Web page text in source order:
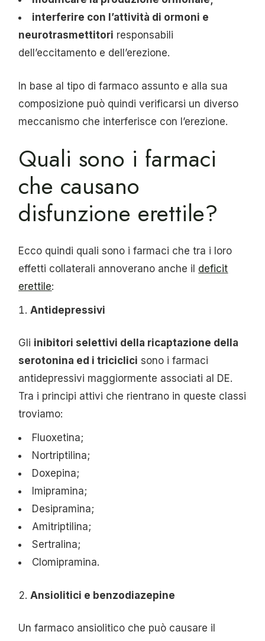
interferire con l’attività di ormoni e
neurotrasmettitori responsabili
dell’eccitamento e dell’erezione.
In base al tipo di farmaco assunto e alla sua
composizione può quindi verificarsi un diverso
meccanismo che interferisce con l’erezione.
Quali sono i farmaci
che causano
disfunzione erettile?
Ecco quindi quali sono i farmaci che tra i loro
effetti collaterali annoverano anche il deficit
erettile:
Antidepressivi
Gli inibitori selettivi della ricaptazione della
serotonina ed i triciclici sono i farmaci
antidepressivi maggiormente associati al DE.
Tra i principi attivi che rientrano in queste classi
troviamo:
Fluoxetina;
Nortriptilina;
Doxepina;
Imipramina;
Desipramina;
Amitriptilina;
Sertralina;
Clomipramina.
Ansiolitici e benzodiazepine
Un farmaco ansiolitico che può causare il